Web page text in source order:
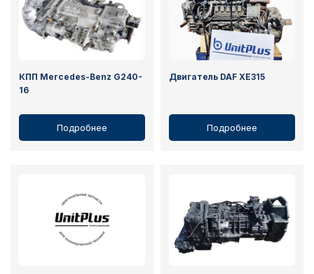
КПП Mercedes-Benz G240-
16
Подробнее
Двигатель DAF XE315
Подробнее